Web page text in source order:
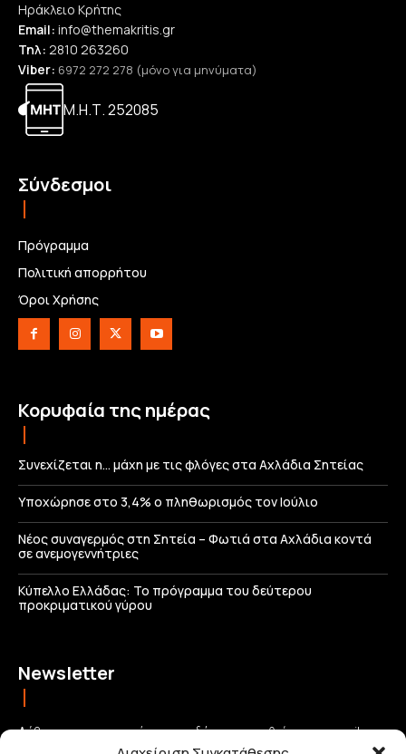
Ηράκλειο Κρήτης
Email: info@themakritis.gr
Τηλ: 2810 263260
Viber: 6972 272 278 (μόνο για μηνύματα)
Μ.Η.Τ. 252085
Σύνδεσμοι
Πρόγραμμα
Πολιτική απορρήτου
Όροι Χρήσης
Κορυφαία της ημέρας
Συνεχίζεται η… μάχη με τις φλόγες στα Αχλάδια Σητείας
Υποχώρησε στο 3,4% ο πληθωρισμός τον Ιούλιο
Νέος συναγερμός στη Σητεία – Φωτιά στα Αχλάδια κοντά
σε ανεμογεννήτριες
Κύπελλο Ελλάδας: Το πρόγραμμα του δεύτερου
προκριματικού γύρου
Newsletter
Λάβετε τις σημαντικότερες ειδήσεις απευθείας στο email σας